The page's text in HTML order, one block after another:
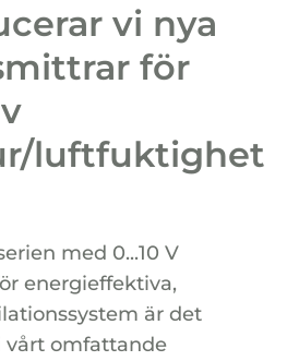
vi nya
för
luftfuktighet
med 0...10 V
energieffektiva,
är det
vårt omfattande